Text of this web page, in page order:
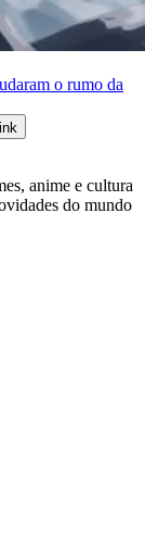
o rumo da
anime e cultura
do mundo